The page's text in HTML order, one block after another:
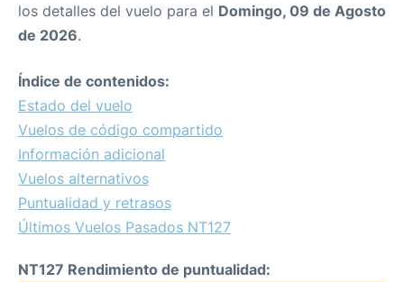
Parking
es en
los detalles del vuelo para el Domingo, 09 de Agosto
de 2026.
Índice de contenidos:
Estado del vuelo
Vuelos de código compartido
Información adicional
Vuelos alternativos
Puntualidad y retrasos
Últimos Vuelos Pasados NT127
NT127 Rendimiento de puntualidad: